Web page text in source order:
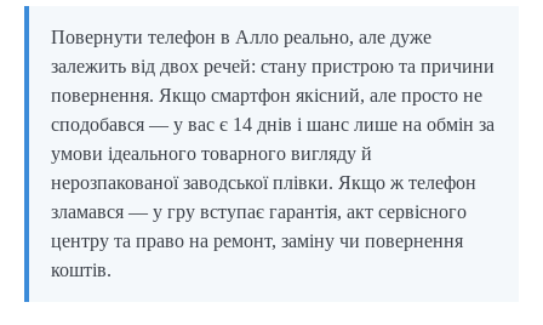
Повернути телефон в Алло реально, але дуже
залежить від двох речей: стану пристрою та причини
повернення. Якщо смартфон якісний, але просто не
сподобався — у вас є 14 днів і шанс лише на обмін за
умови ідеального товарного вигляду й
нерозпакованої заводської плівки. Якщо ж телефон
зламався — у гру вступає гарантія, акт сервісного
центру та право на ремонт, заміну чи повернення
коштів.